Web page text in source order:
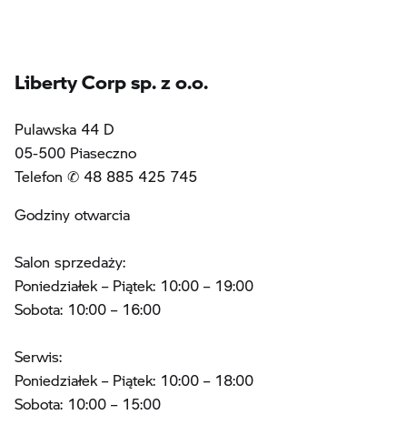
Liberty Corp sp. z o.o.
Pulawska 44 D
05-500 Piaseczno
Telefon ✆ 48 885 425 745
Godziny otwarcia
Salon sprzedaży:
Poniedziałek – Piątek: 10:00 – 19:00
Sobota: 10:00 – 16:00
Serwis:
Poniedziałek – Piątek: 10:00 – 18:00
Sobota: 10:00 – 15:00